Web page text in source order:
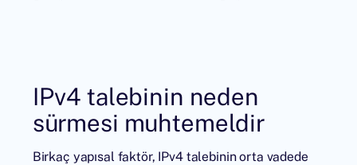
IPv4 talebinin neden
sürmesi muhtemeldir
Birkaç yapısal faktör, IPv4 talebinin orta vadede